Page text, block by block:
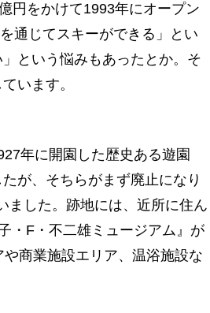
円をかけて1993年にオープン
通じてスキーができる」とい
という悩みもあったとか。そ
います。
年に開園した歴史ある遊園
が、そちらがまず廃止になり
ました。跡地には、近所に住ん
・F・不二雄ミュージアム』が
商業施設エリア、温浴施設な